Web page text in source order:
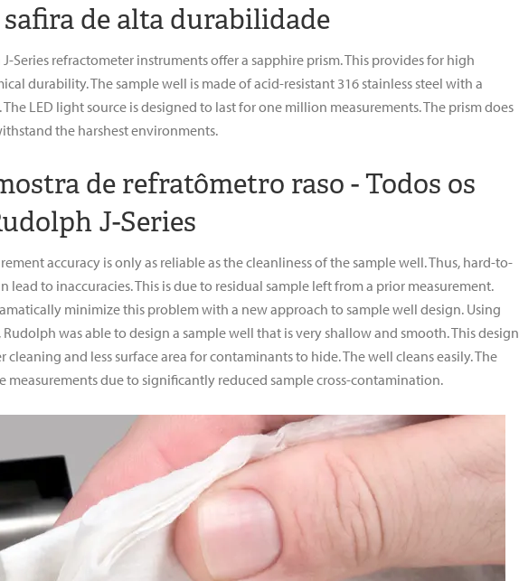
de alta durabilidade
Series refractometer instruments offer a sapphire prism. This provides for high
durability. The sample well is made of acid-resistant 316 stainless steel with a
LED light source is designed to last for one million measurements. The prism does
the harshest environments.
de refratômetro raso - Todos os
J-Series
accuracy is only as reliable as the cleanliness of the sample well. Thus, hard-to-
lead to inaccuracies. This is due to residual sample left from a prior measurement.
minimize this problem with a new approach to sample well design. Using
was able to design a sample well that is very shallow and smooth. This design
cleaning and less surface area for contaminants to hide. The well cleans easily. The
measurements due to significantly reduced sample cross-contamination.